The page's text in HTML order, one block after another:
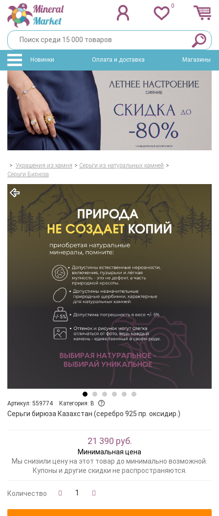
0
Новинки Оплата и доставка Магазины
> Украшения из камня > Серьги из натуральных камней >
Серьги Бирюза
Артикул: 559774 Категория: B
Серьги бирюза Казахстан (серебро 925 пр. оксидир.)
21 390 руб.
Минимальная цена
Мы снизили цену на этот товар до минимально возможной.
Купоны и другие скидки не распространяются.
Количество